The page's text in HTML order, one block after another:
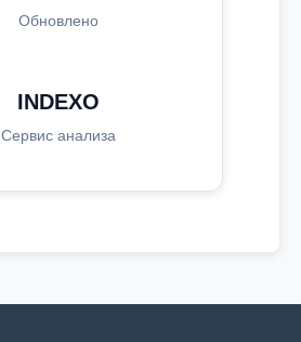
Обновлено
INDEXO
Сервис анализа